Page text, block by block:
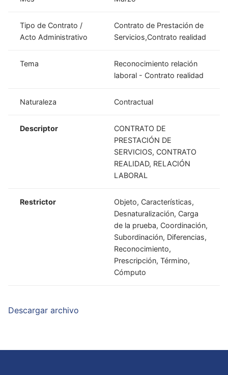
Tipo de Contrato /
Acto Administrativo
Contrato de Prestación de
Servicios,Contrato realidad
Tema
Reconocimiento relación
laboral - Contrato realidad
Naturaleza Contractual
Descriptor
CONTRATO DE
PRESTACIÓN DE
SERVICIOS, CONTRATO
REALIDAD, RELACIÓN
LABORAL
Restrictor
Objeto, Características,
Desnaturalización, Carga
de la prueba, Coordinación,
Subordinación, Diferencias,
Reconocimiento,
Prescripción, Término,
Cómputo
Descargar archivo